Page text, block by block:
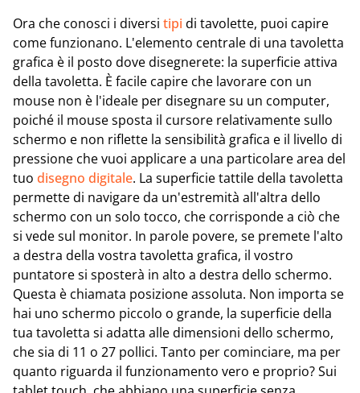
Ora che conosci i diversi tipi di tavolette, puoi capire
come funzionano. L'elemento centrale di una tavoletta
grafica è il posto dove disegnerete: la superficie attiva
della tavoletta. È facile capire che lavorare con un
mouse non è l'ideale per disegnare su un computer,
poiché il mouse sposta il cursore relativamente sullo
schermo e non riflette la sensibilità grafica e il livello di
pressione che vuoi applicare a una particolare area del
tuo disegno digitale. La superficie tattile della tavoletta
permette di navigare da un'estremità all'altra dello
schermo con un solo tocco, che corrisponde a ciò che
si vede sul monitor. In parole povere, se premete l'alto
a destra della vostra tavoletta grafica, il vostro
puntatore si sposterà in alto a destra dello schermo.
Questa è chiamata posizione assoluta. Non importa se
hai uno schermo piccolo o grande, la superficie della
tua tavoletta si adatta alle dimensioni dello schermo,
che sia di 11 o 27 pollici. Tanto per cominciare, ma per
quanto riguarda il funzionamento vero e proprio? Sui